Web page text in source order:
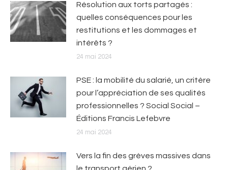
Résolution aux torts partagés :
quelles conséquences pour les
restitutions et les dommages et
intérêts ?
24 mai 2024
PSE : la mobilité du salarié, un critère
pour l’appréciation de ses qualités
professionnelles ? Social Social –
Éditions Francis Lefebvre
24 mai 2024
Vers la fin des grèves massives dans